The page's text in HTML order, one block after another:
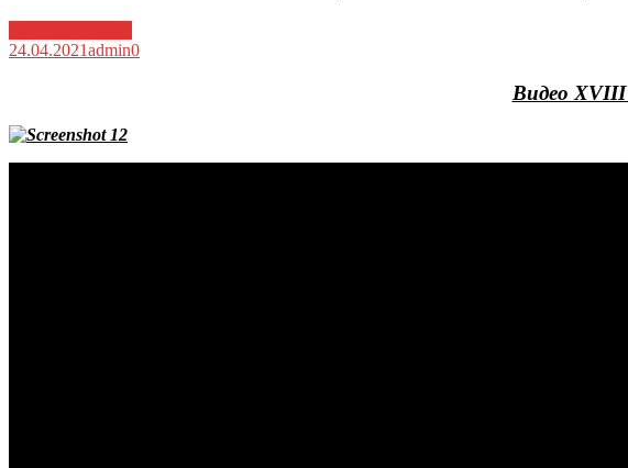
24.04.2021admin0
Видео XVIII